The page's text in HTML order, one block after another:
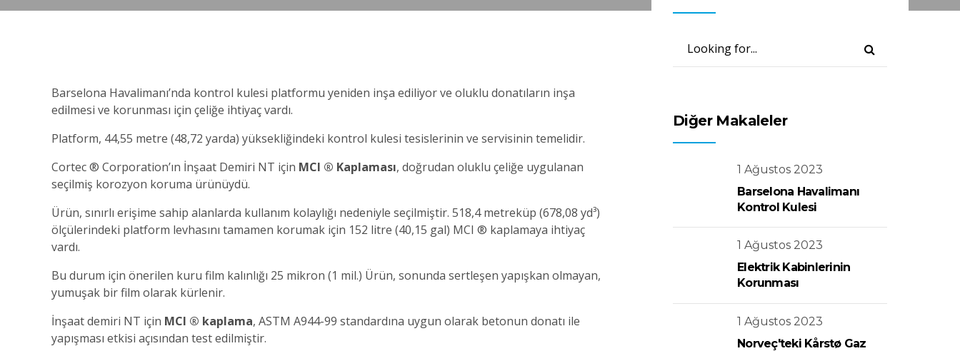
Barselona Havalimanı’nda kontrol kulesi platformu yeniden inşa ediliyor ve oluklu donatıların inşa
edilmesi ve korunması için çeliğe ihtiyaç vardı.
Platform, 44,55 metre (48,72 yarda) yüksekliğindeki kontrol kulesi tesislerinin ve servisinin temelidir.
Cortec ® Corporation’ın İnşaat Demiri NT için MCI ® Kaplaması, doğrudan oluklu çeliğe uygulanan
seçilmiş korozyon koruma ürünüydü.
Ürün, sınırlı erişime sahip alanlarda kullanım kolaylığı nedeniyle seçilmiştir. 518,4 metreküp (678,08 yd³)
ölçülerindeki platform levhasını tamamen korumak için 152 litre (40,15 gal) MCI ® kaplamaya ihtiyaç
vardı.
Bu durum için önerilen kuru film kalınlığı 25 mikron (1 mil.) Ürün, sonunda sertleşen yapışkan olmayan,
yumuşak bir film olarak kürlenir.
İnşaat demiri NT için MCI ® kaplama, ASTM A944-99 standardına uygun olarak betonun donatı ile
yapışması etkisi açısından test edilmiştir.
Diğer Makaleler
1 Ağustos 2023
Barselona Havalimanı
Kontrol Kulesi
1 Ağustos 2023
Elektrik Kabinlerinin
Korunması
1 Ağustos 2023
Norveç'teki Kårstø Gaz